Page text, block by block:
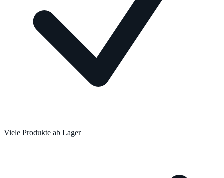
Viele Produkte ab Lager